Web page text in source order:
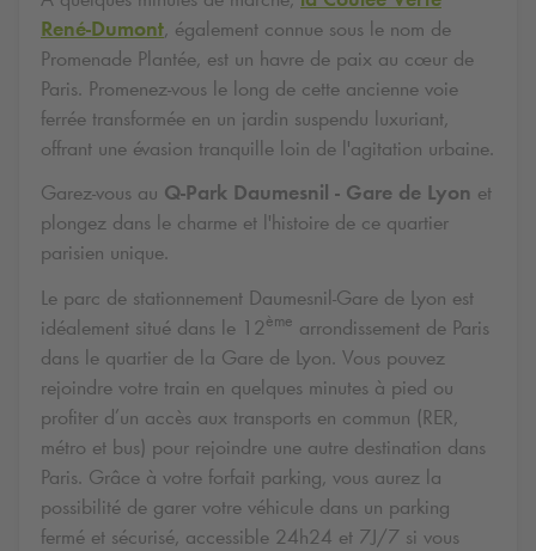
René-Dumont, également connue sous le nom de
Promenade Plantée, est un havre de paix au cœur de
Paris. Promenez-vous le long de cette ancienne voie
ferrée transformée en un jardin suspendu luxuriant,
offrant une évasion tranquille loin de l'agitation urbaine.
Garez-vous au Q-Park Daumesnil - Gare de Lyon et
plongez dans le charme et l'histoire de ce quartier
parisien unique.
Le parc de stationnement Daumesnil-Gare de Lyon est
idéalement situé dans le 12ème arrondissement de Paris
dans le quartier de la Gare de Lyon. Vous pouvez
rejoindre votre train en quelques minutes à pied ou
profiter d’un accès aux transports en commun (RER,
métro et bus) pour rejoindre une autre destination dans
Paris. Grâce à votre forfait parking, vous aurez la
possibilité de garer votre véhicule dans un parking
fermé et sécurisé, accessible 24h24 et 7J/7 si vous